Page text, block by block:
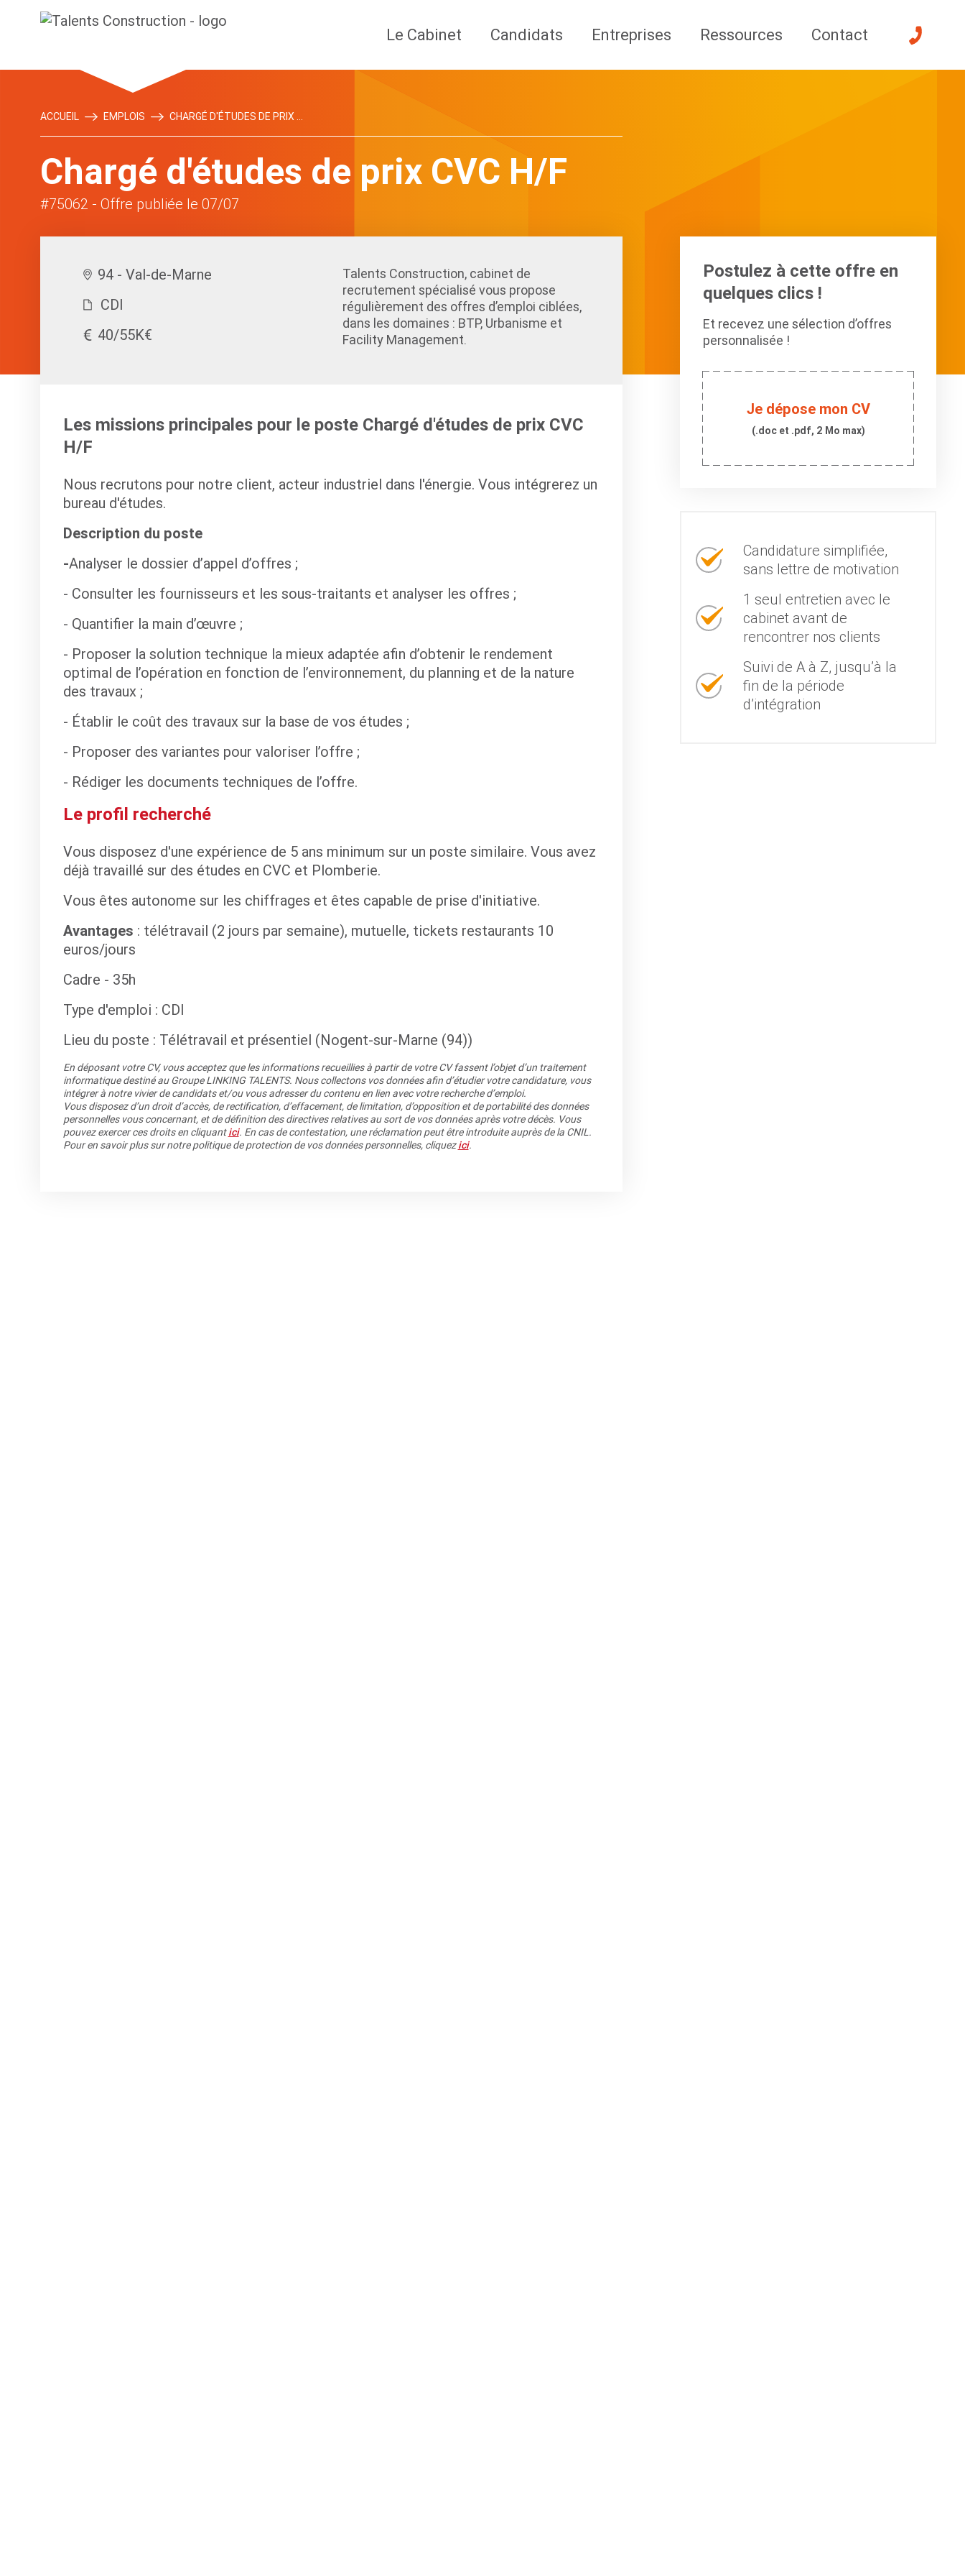
Le Cabinet Candidats Entreprises Ressources Contact
ACCUEIL EMPLOIS CHARGÉ D'ÉTUDES DE PRIX ...
Chargé d'études de prix CVC H/F
#75062 - Offre publiée le 07/07
94 - Val-de-Marne
CDI
40/55K€
Talents Construction, cabinet de
recrutement spécialisé vous propose
régulièrement des offres d’emploi ciblées,
dans les domaines : BTP, Urbanisme et
Facility Management.
Les missions principales pour le poste Chargé d'études de prix CVC
H/F
Nous recrutons pour notre client, acteur industriel dans l'énergie. Vous intégrerez un
bureau d'études.
Description du poste
-Analyser le dossier d’appel d’offres ;
- Consulter les fournisseurs et les sous-traitants et analyser les offres ;
- Quantifier la main d’œuvre ;
- Proposer la solution technique la mieux adaptée afin d’obtenir le rendement
optimal de l’opération en fonction de l’environnement, du planning et de la nature
des travaux ;
- Établir le coût des travaux sur la base de vos études ;
- Proposer des variantes pour valoriser l’offre ;
- Rédiger les documents techniques de l’offre.
Le profil recherché
Vous disposez d'une expérience de 5 ans minimum sur un poste similaire. Vous avez
déjà travaillé sur des études en CVC et Plomberie.
Vous êtes autonome sur les chiffrages et êtes capable de prise d'initiative.
Avantages : télétravail (2 jours par semaine), mutuelle, tickets restaurants 10
euros/jours
Cadre - 35h
Type d'emploi : CDI
Lieu du poste : Télétravail et présentiel (Nogent-sur-Marne (94))
En déposant votre CV, vous acceptez que les informations recueillies à partir de votre CV fassent l’objet d’un traitement
informatique destiné au Groupe LINKING TALENTS. Nous collectons vos données afin d’étudier votre candidature, vous
intégrer à notre vivier de candidats et/ou vous adresser du contenu en lien avec votre recherche d’emploi.
Vous disposez d’un droit d’accès, de rectification, d’effacement, de limitation, d’opposition et de portabilité des données
personnelles vous concernant, et de définition des directives relatives au sort de vos données après votre décès. Vous
pouvez exercer ces droits en cliquantici. En cas de contestation, une réclamation peut être introduite auprès de la CNIL.
Pour en savoir plus sur notre politique de protection de vos données personnelles, cliquezici.
Postulez à cette offre en
quelques clics !
Et recevez une sélection d’offres
personnalisée !
Je dépose mon CV
(.doc et .pdf, 2 Mo max)
Candidature simplifiée,
sans lettre de motivation
1 seul entretien avec le
cabinet avant de
rencontrer nos clients
Suivi de A à Z, jusqu’à la
fin de la période
d’intégration